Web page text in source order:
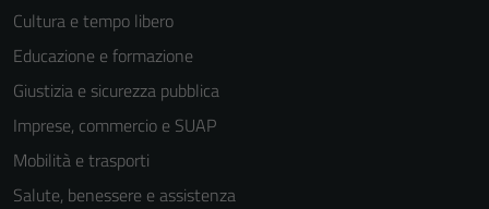
Cultura e tempo libero
Educazione e formazione
Giustizia e sicurezza pubblica
Imprese, commercio e SUAP
Mobilità e trasporti
Salute, benessere e assistenza